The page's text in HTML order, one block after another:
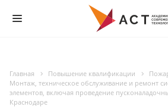
Главная Повышение квалификации
Монтаж, техническое обслуживание и ремонт
элементов, включая проведение
Краснодаре